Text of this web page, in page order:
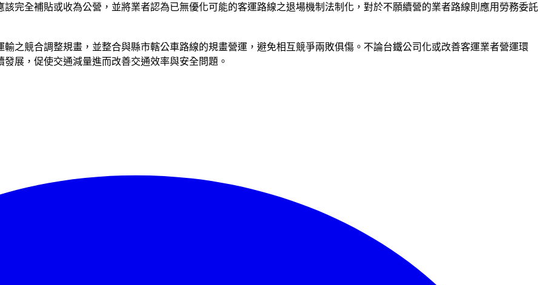
完全補貼或收為公營，並將業者認為已無優化可能的客運路線之退場機制法制化，對於不願續營的業者路線則應用勞務委託
之競合調整規畫，並整合與縣市轄公車路線的規畫營運，避免相互競爭兩敗俱傷。不論台鐵公司化或改善客運業者營運環
展，促使交通減量進而改善交通效率與安全問題。